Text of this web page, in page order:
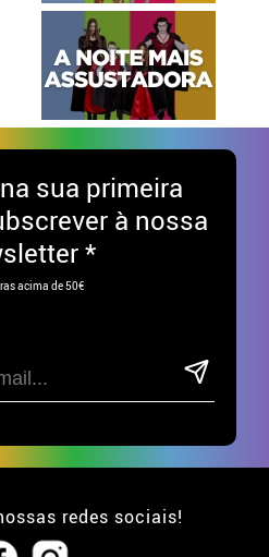
sua primeira
à nossa
*
acima de 50€
redes sociais!